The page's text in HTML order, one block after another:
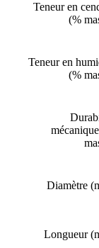
Teneur en
(%
Teneur en
(%
Diamètre
Longueur